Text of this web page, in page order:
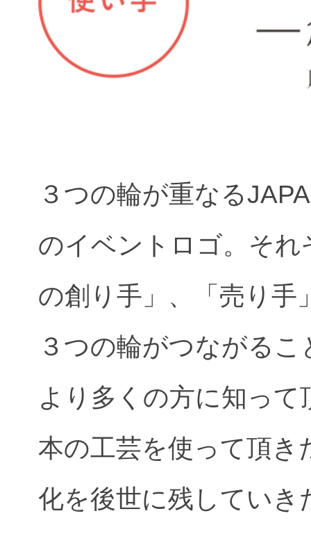
３つの輪が重なる
のイベントロゴ。それ
の創り手」、「売り手
３つの輪がつながる
より多くの方に知っ
本の工芸を使って頂き
化を後世に残してい